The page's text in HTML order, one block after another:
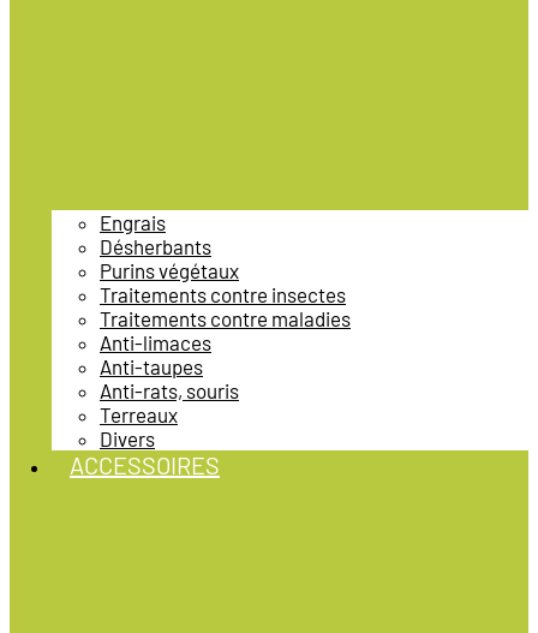
Engrais
Désherbants
Purins végétaux
Traitements contre insectes
Traitements contre maladies
Anti-limaces
Anti-taupes
Anti-rats, souris
Terreaux
Divers
ACCESSOIRES